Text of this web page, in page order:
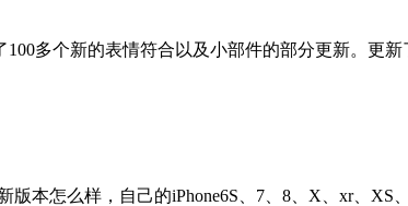
多个新的表情符合以及小部件的部分更新。更
本怎么样，自己的iPhone6S、7、8、X、xr、XS